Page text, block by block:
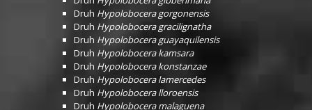
Druh Hypolobocera gorgonensis
Druh Hypolobocera gracilignatha
Druh Hypolobocera guayaquilensis
Druh Hypolobocera kamsara
Druh Hypolobocera konstanzae
Druh Hypolobocera lamercedes
Druh Hypolobocera lloroensis
Druh Hypolobocera malaguena